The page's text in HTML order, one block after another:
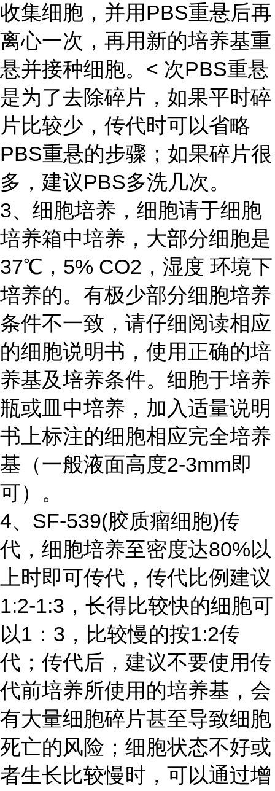
收集细胞，并用PBS重悬后再
离心一次，再用新的培养基重
悬并接种细胞。< 次PBS重悬
是为了去除碎片，如果平时碎
片比较少，传代时可以省略
PBS重悬的步骤；如果碎片很
多，建议PBS多洗几次。
3、细胞培养，细胞请于细胞
培养箱中培养，大部分细胞是
37℃，5% CO2，湿度 环境下
培养的。有极少部分细胞培养
条件不一致，请仔细阅读相应
的细胞说明书，使用正确的培
养基及培养条件。细胞于培养
瓶或皿中培养，加入适量说明
书上标注的细胞相应完全培养
基（一般液面高度2-3mm即
可）。
4、SF-539(胶质瘤细胞)传
代，细胞培养至密度达80%以
上时即可传代，传代比例建议
1:2-1:3，长得比较快的细胞可
以1：3，比较慢的按1:2传
代；传代后，建议不要使用传
代前培养所使用的培养基，会
有大量细胞碎片甚至导致细胞
死亡的风险；细胞状态不好或
者生长比较慢时，可以通过增